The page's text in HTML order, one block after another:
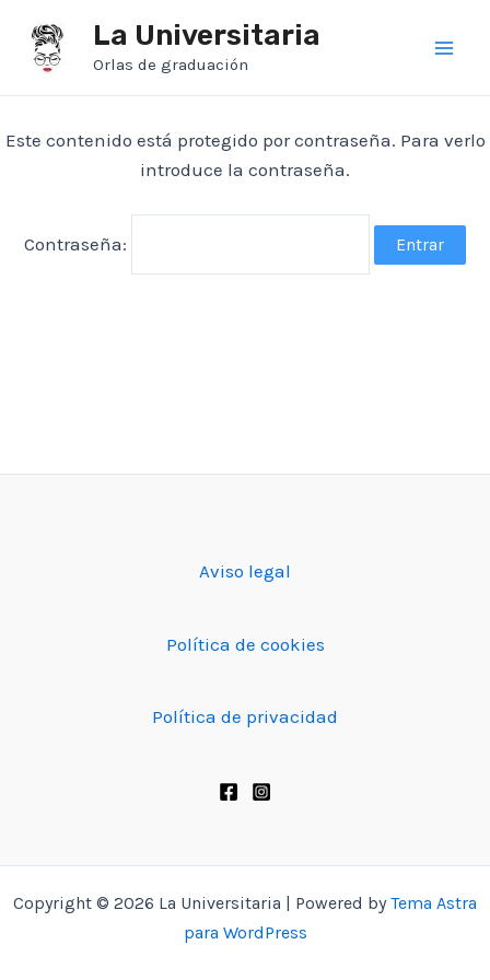
contenido
La Universitaria
Orlas de graduación
Este contenido está protegido por contraseña. Para verlo
introduce la contraseña.
Contraseña:
Aviso legal
Política de cookies
Política de privacidad
Copyright © 2026 La Universitaria | Powered byTema Astra
para WordPress